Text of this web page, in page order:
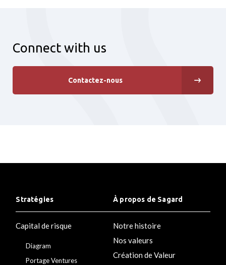
Connect with us
Contactez-nous
Stratégies
Capital de risque
Diagram
Portage Ventures
À propos de Sagard
Notre histoire
Nos valeurs
Création de Valeur